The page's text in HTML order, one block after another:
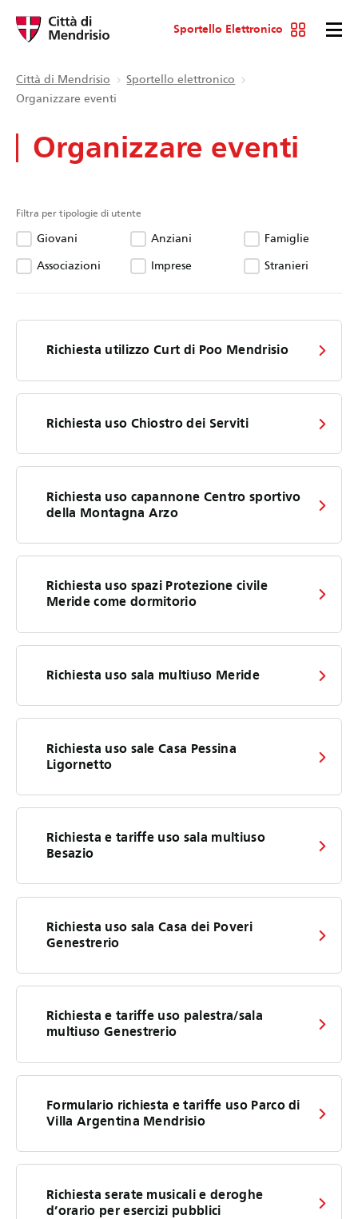
Sportello Elettronico
Città di Mendrisio
Sportello elettronico
Organizzare eventi
Organizzare eventi
Filtra per tipologie di utente
Giovani Anziani
Famiglie
Associazioni
Imprese Stranieri
Richiesta utilizzo Curt di Poo Mendrisio
Richiesta uso Chiostro dei Serviti
Richiesta uso capannone Centro sportivo
della Montagna Arzo
Richiesta uso spazi Protezione civile
Meride come dormitorio
Richiesta uso sala multiuso Meride
Richiesta uso sale Casa Pessina
Ligornetto
Richiesta e tariffe uso sala multiuso
Besazio
Richiesta uso sala Casa dei Poveri
Genestrerio
Richiesta e tariffe uso palestra/sala
multiuso Genestrerio
Formulario richiesta e tariffe uso Parco di
Villa Argentina Mendrisio
Richiesta serate musicali e deroghe
d’orario per esercizi pubblici